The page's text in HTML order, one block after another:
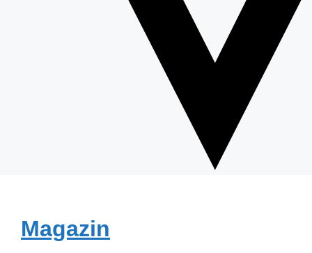
Magazin